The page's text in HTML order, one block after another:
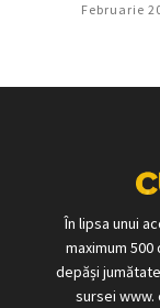
Februarie
În lipsa unui
maximum
depăși
sursei